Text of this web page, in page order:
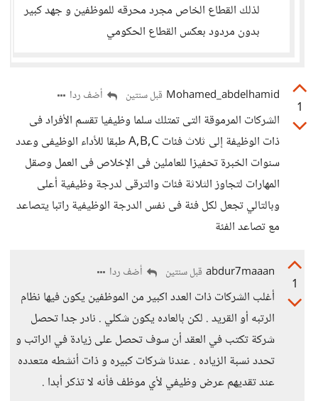
لذلك القطاع الخاص مجرد محرقه للموظفين و جهد كبير
بدون مردود بعكس القطاع الحكومي
1
Mohamed_abdelhamid قبل سنتين أضف ردا
الشركات المرموقة التى تمتلك سلما وظيفيا تقسم الأفراد فى
ذات الوظيفة إلى ثلاث فئات A,B,C طبقا للأداء الوظيفى وعدد
سنوات الخبرة تحفيزا للعاملين فى الإخلاص فى العمل وصقل
المهارات لتجاوز الثلاثة فئات والترقى لدرجة وظيفية أعلى
وبالتالي تجعل لكل فئة فى نفس الدرجة الوظيفية راتبا يتصاعد
مع تصاعد الفئة
1
abdur7maaan قبل سنتين أضف ردا
أغلب الشركات ذات العدد اكبير من الموظفين يكون فيها نظام
الرتبه أو القريد . لكن بالعاده يكون شكلي . نادر جدا تحصل
شركة تكتب في العقد أن سوف تحصل على زيادة في الراتب و
تحدد نسبة الزياده . عندنا شركات كبيره و ذات أنشطه متعدده
عند تقديهم عرض وظيفي لأي موظف فأنه لا تذكر أبدا .